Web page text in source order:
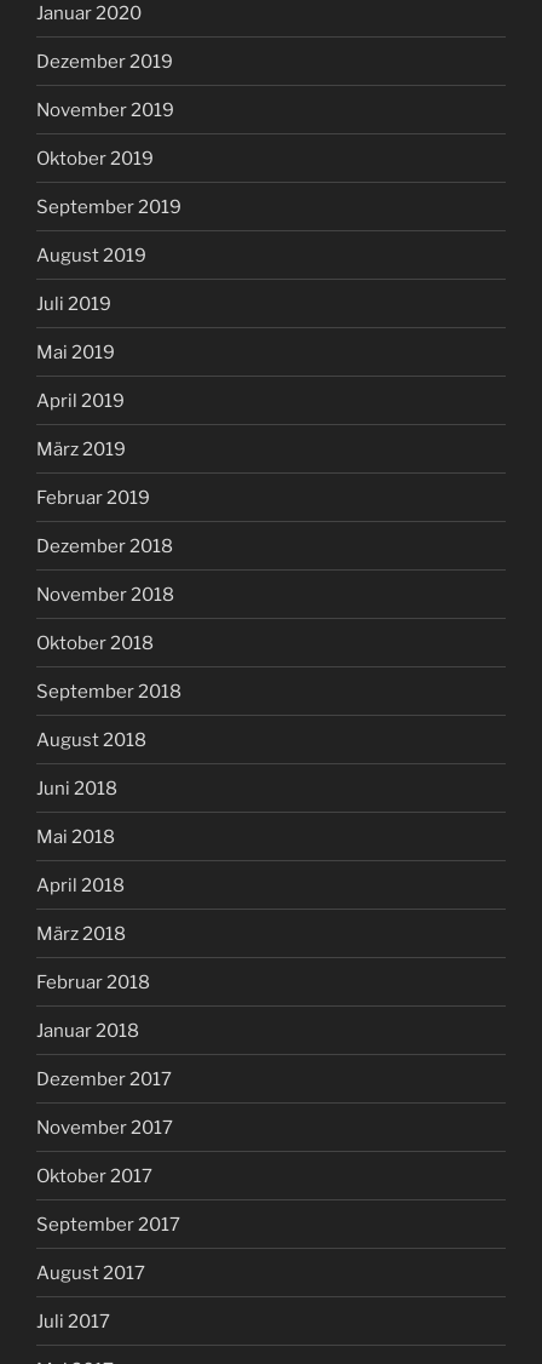
Januar 2020
Dezember 2019
November 2019
Oktober 2019
September 2019
August 2019
Juli 2019
Mai 2019
April 2019
März 2019
Februar 2019
Dezember 2018
November 2018
Oktober 2018
September 2018
August 2018
Juni 2018
Mai 2018
April 2018
März 2018
Februar 2018
Januar 2018
Dezember 2017
November 2017
Oktober 2017
September 2017
August 2017
Juli 2017